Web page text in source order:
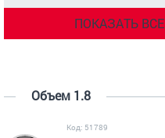
ПОКАЗАТЬ ВСЕ
Объем 1.8
Код: 51789